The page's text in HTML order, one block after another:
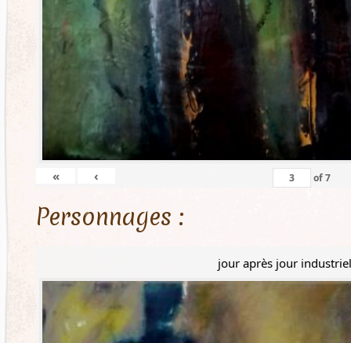
« ‹ of7
Personnages :
jour après jour